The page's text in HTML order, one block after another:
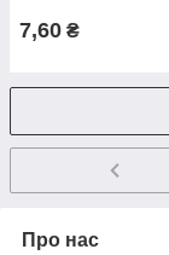
7,60 ₴
Про нас